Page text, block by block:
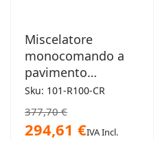
Miscelatore
monocomando a
pavimento
cromato per
vasche
freestanding
Sku: 101-R100-CR
377,70 €
294,61 €IVA Incl.